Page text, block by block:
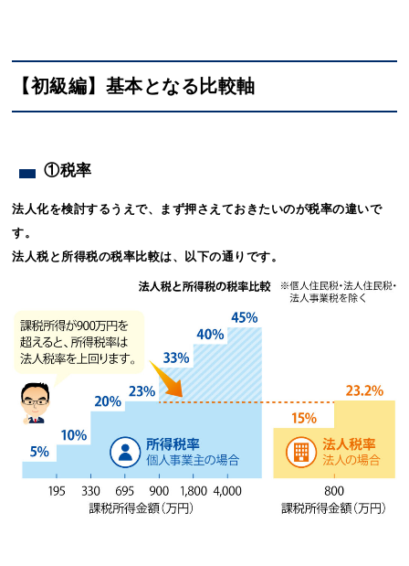
【初級編】基本となる比較軸
①税率
法人化を検討するうえで、まず押さえておきたいのが税率の違いで
す。
法人税と所得税の税率比較は、以下の通りです。